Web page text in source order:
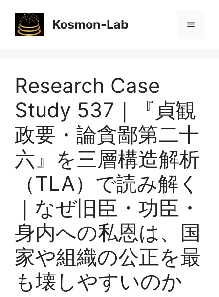
Kosmon-Lab メ
Research Case
Study 537｜『貞観
政要・論貪鄙第二十
六』を三層構造解析
（TLA）で読み解く
｜なぜ旧臣・功臣・
身内への私恩は、国
家や組織の公正を最
も壊しやすいのか